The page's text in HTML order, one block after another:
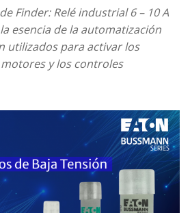
Finder: Relé industrial 6 – 10 A
esencia de la automatización
utilizados para activar los
y los controles